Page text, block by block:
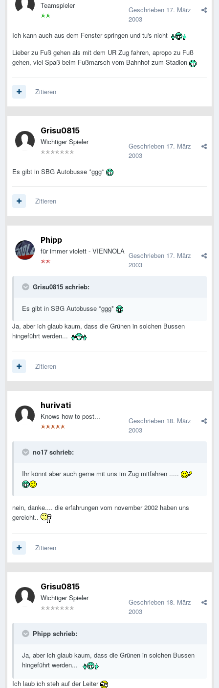
Teamspieler Geschrieben 17. März
2003
Ich kann auch aus dem Fenster springen und tu's nicht
Lieber zu Fuß gehen als mit dem UR Zug fahren, apropo zu Fuß
gehen, viel Spaß beim Fußmarsch vom Bahnhof zum Stadion
Zitieren
Grisu0815
Wichtiger Spieler Geschrieben 17. März
2003
Es gibt in SBG Autobusse *ggg*
Zitieren
Phipp
für immer violett - VIENNOLA Geschrieben 17. März
2003
Grisu0815 schrieb:
Es gibt in SBG Autobusse *ggg*
Ja, aber ich glaub kaum, dass die Grünen in solchen Bussen
hingeführt werden...
Zitieren
hurivati
Knows how to post... Geschrieben 18. März
2003
no17 schrieb:
Ihr könnt aber auch gerne mit uns im Zug mitfahren .....
nein, danke.... die erfahrungen vom november 2002 haben uns
gereicht..
Zitieren
Grisu0815
Wichtiger Spieler Geschrieben 18. März
2003
Phipp schrieb:
Ja, aber ich glaub kaum, dass die Grünen in solchen Bussen
hingeführt werden...
Ich laub ich steh auf der Leiter